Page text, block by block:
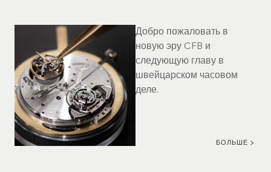
Добро пожаловать в
новую эру CFB и
следующую главу в
швейцарском часовом
деле.
БОЛЬШЕ